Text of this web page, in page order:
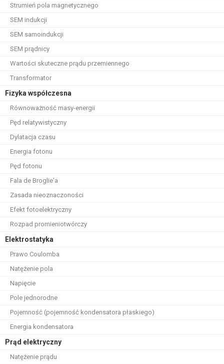
Strumień pola magnetycznego
SEM indukcji
SEM samoindukcji
SEM prądnicy
Wartości skuteczne prądu przemiennego
Transformator
Fizyka współczesna
Równoważność masy-energii
Pęd relatywistyczny
Dylatacja czasu
Energia fotonu
Pęd fotonu
Fala de Broglie'a
Zasada nieoznaczoności
Efekt fotoelektryczny
Rozpad promieniotwórczy
Elektrostatyka
Prawo Coulomba
Natężenie pola
Napięcie
Pole jednorodne
Pojemność (pojemność kondensatora płaskiego)
Energia kondensatora
Prąd elektryczny
Natężenie prądu